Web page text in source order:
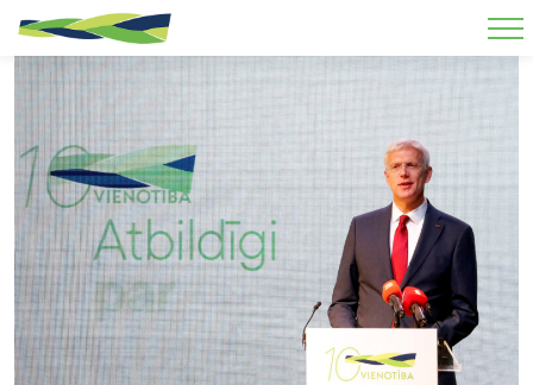
Skip to main content